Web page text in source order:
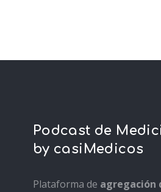
Podcast de
by casiMedicos
Plataforma de agregación